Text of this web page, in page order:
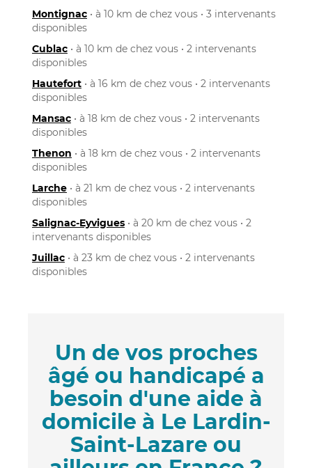
Montignac • à 10 km de chez vous • 3 intervenants
disponibles
Cublac • à 10 km de chez vous • 2 intervenants
disponibles
Hautefort • à 16 km de chez vous • 2 intervenants
disponibles
Mansac • à 18 km de chez vous • 2 intervenants
disponibles
Thenon • à 18 km de chez vous • 2 intervenants
disponibles
Larche • à 21 km de chez vous • 2 intervenants
disponibles
Salignac-Eyvigues • à 20 km de chez vous • 2
intervenants disponibles
Juillac • à 23 km de chez vous • 2 intervenants
disponibles
Un de vos proches
âgé ou handicapé a
besoin d'une aide à
domicile à Le Lardin-
Saint-Lazare ou